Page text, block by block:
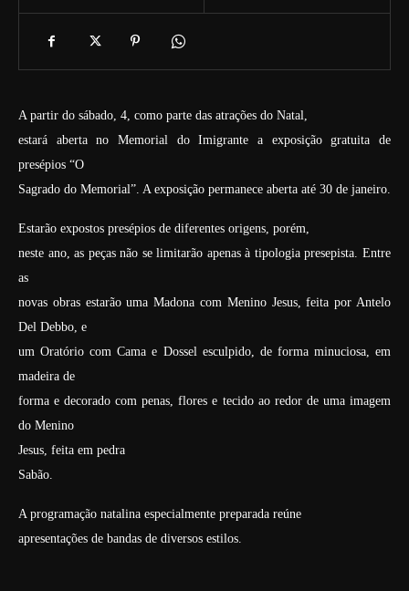
A partir do sábado, 4, como parte das atrações do Natal,
estará aberta no Memorial do Imigrante a exposição gratuita de
presépios “O
Sagrado do Memorial”. A exposição permanece aberta até 30 de janeiro.
Estarão expostos presépios de diferentes origens, porém,
neste ano, as peças não se limitarão apenas à tipologia presepista. Entre
as
novas obras estarão uma Madona com Menino Jesus, feita por Antelo
Del Debbo, e
um Oratório com Cama e Dossel esculpido, de forma minuciosa, em
madeira de
forma e decorado com penas, flores e tecido ao redor de uma imagem
do Menino
Jesus, feita em pedra
Sabão.
A programação natalina especialmente preparada reúne
apresentações de bandas de diversos estilos.